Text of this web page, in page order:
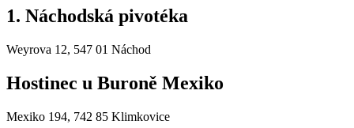
1. Náchodská pivotéka
Weyrova 12, 547 01 Náchod
Hostinec u Buroně Mexiko
Mexiko 194, 742 85 Klimkovice